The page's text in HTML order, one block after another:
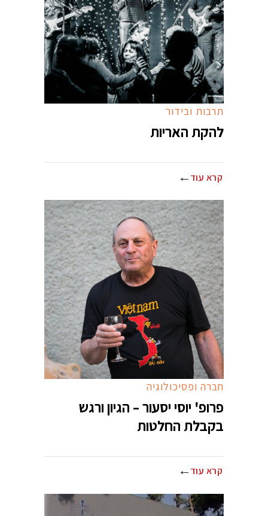
תרבות ובידור
להקת האריות
קרא עוד
חברה ופסיכולוגיה
פרופ' יוסי יסעור – הגיון ורגש
בקבלת החלטות
קרא עוד